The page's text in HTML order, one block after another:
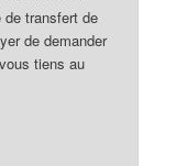
transfert de
de demander
tiens au